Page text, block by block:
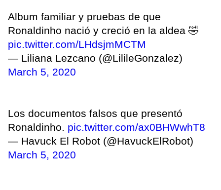
Album familiar y pruebas de que
Ronaldinho nació y creció en la aldea 🤣
pic.twitter.com/LHdsjmMCTM
— Liliana Lezcano (@LilileGonzalez)
March 5, 2020
Los documentos falsos que presentó
Ronaldinho. pic.twitter.com/ax0BHWwhT8
— Havuck El Robot (@HavuckElRobot)
March 5, 2020